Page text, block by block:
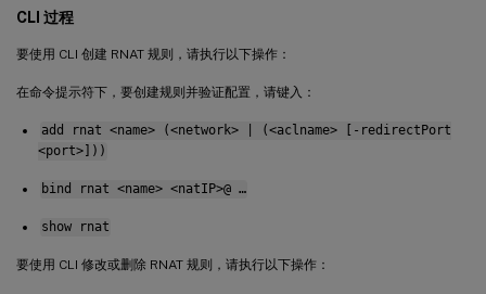
CLI 过程
要使用 CLI 创建 RNAT 规则，请执行以下操作：
在命令提示符下，要创建规则并验证配置，请键入：
add rnat <name> (<network> | (<aclname> [-redirectPort
<port>]))
bind rnat <name> <natIP>@ …
show rnat
要使用 CLI 修改或删除 RNAT 规则，请执行以下操作：